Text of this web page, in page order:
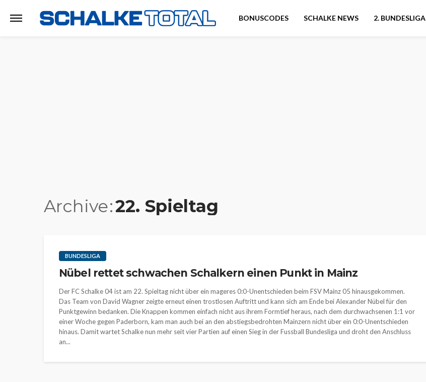
BONUSCODES SCHALKE NEWS 2. BUNDESLIGA
Archive 22. Spieltag
BUNDESLIGA
Nübel rettet schwachen Schalkern einen Punkt in Mainz
Der FC Schalke 04 ist am 22. Spieltag nicht über ein mageres 0:0-Unentschieden beim FSV Mainz 05 hinausgekommen.
Das Team von David Wagner zeigte erneut einen trostlosen Auftritt und kann sich am Ende bei Alexander Nübel für den
Punktgewinn bedanken. Die Knappen kommen einfach nicht aus ihrem Formtief heraus, nach dem durchwachsenen 1:1 vor
einer Woche gegen Paderborn, kam man auch bei an den abstiegsbedrohten Mainzern nicht über ein 0:0-Unentschieden
hinaus. Damit wartet Schalke nun mehr seit vier Partien auf einen Sieg in der Fussball Bundesliga und droht den Anschluss
an...